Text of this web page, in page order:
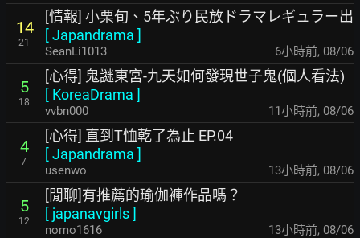
14
21
[情報] 小栗旬、5年ぶり民放ドラマレギュラー出
[Japandrama ]
SeanLi1013 6小時前, 08/06
5
18
[心得] 鬼謎東宮-九天如何發現世子鬼(個人看法)
[ KoreaDrama ]
vvbn000 11小時前, 08/06
4
7
[心得] 直到T恤乾了為止 EP.04
[Japandrama ]
usenwo 13小時前, 08/06
5
12
[閒聊]有推薦的瑜伽褲作品嗎？
[ japanavgirls]
nomo1616 13小時前, 08/06